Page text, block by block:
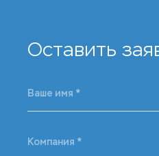
Оставить